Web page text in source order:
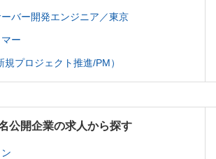
バー開発エンジニア／東京
ー
プロジェクト推進/PM）
公開企業の求人から探す